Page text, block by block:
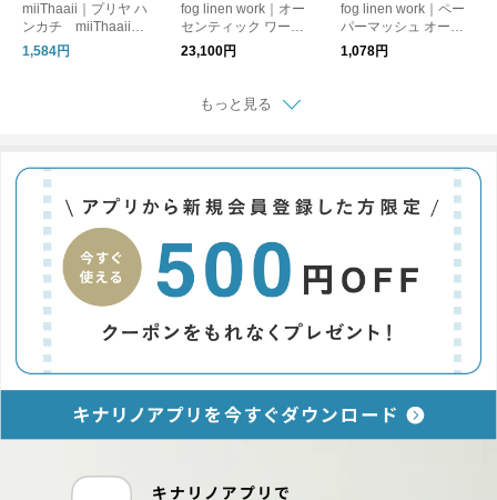
miiThaaii｜プリヤ ハ
ンカチ miiThaaii
ミーターイー
1,584円
fog linen work｜オー
センティック ワーク
シャツ fog linen wor
k フォグリネンワー
23,100円
fog linen work｜ペー
パーマッシュ オーナ
メント fog linen wor
k フォグリネンワー
1,078円
もっと見る